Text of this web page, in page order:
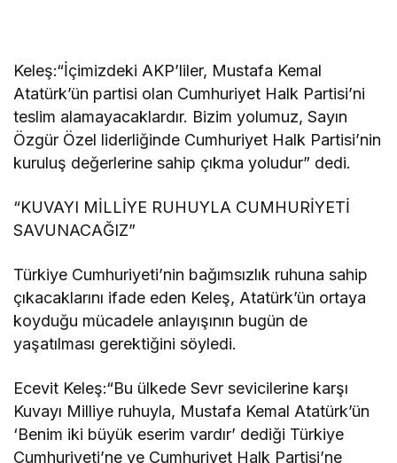
Keleş:“İçimizdeki AKP’liler, Mustafa Kemal
Atatürk’ün partisi olan Cumhuriyet Halk Partisi’ni
teslim alamayacaklardır. Bizim yolumuz, Sayın
Özgür Özel liderliğinde Cumhuriyet Halk Partisi’nin
kuruluş değerlerine sahip çıkma yoludur” dedi.
“KUVAYI MİLLİYE RUHUYLA CUMHURİYETİ
SAVUNACAĞIZ”
Türkiye Cumhuriyeti’nin bağımsızlık ruhuna sahip
çıkacaklarını ifade eden Keleş, Atatürk’ün ortaya
koyduğu mücadele anlayışının bugün de
yaşatılması gerektiğini söyledi.
Ecevit Keleş:“Bu ülkede Sevr sevicilerine karşı
Kuvayı Milliye ruhuyla, Mustafa Kemal Atatürk’ün
‘Benim iki büyük eserim vardır’ dediği Türkiye
Cumhuriyeti’ne ve Cumhuriyet Halk Partisi’ne